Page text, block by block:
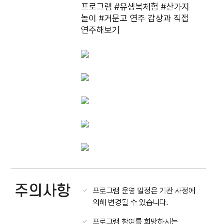
프로그램 #유생복체험 #산가지
놀이 #거문고 연주 감상과 직접
연주해보기
주의사항
프로그램 운영 일정은 기관 사정에
의해 변경될 수 있습니다.
프로그램 참여를 희망하시는